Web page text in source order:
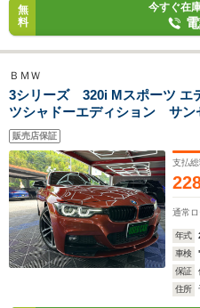
無
料
今すぐ在
ＢＭＷ
3シリーズ 320i Mスポーツ エ
ツシャドーエディション サ
アルミホイール カーボントラ
クルーズコントロール ブラッ
ト LEDヘッドライト
販売店保証
支払
通常
年式
車検
保証
住所